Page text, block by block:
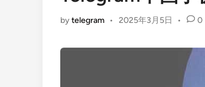
bytelegram • 2025年3月5日 • 0